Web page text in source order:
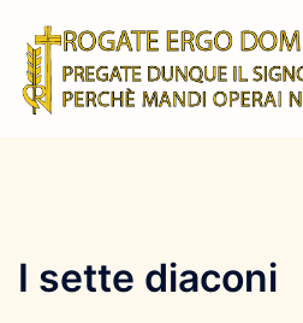
contenuto
I sette diaconi